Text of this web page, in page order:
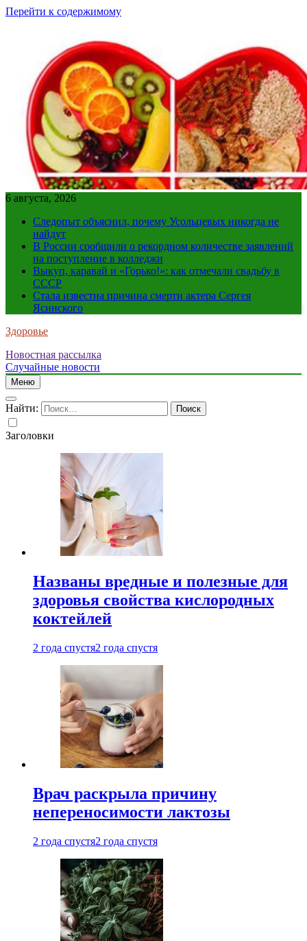
Перейти к содержимому
6 августа, 2026
Следопыт объяснил, почему Усольцевых никогда не
найдут
В России сообщили о рекордном количестве заявлений
на поступление в колледжи
Выкуп, каравай и «Горько!»: как отмечали свадьбу в
СССР
Стала известна причина смерти актера Сергея
Ясинского
Здоровье
Новостная рассылка
Случайные новости
Меню
Найти:
Заголовки
Названы вредные и полезные для
здоровья свойства кислородных
коктейлей
2 года спустя2 года спустя
Врач раскрыла причину
непереносимости лактозы
2 года спустя2 года спустя